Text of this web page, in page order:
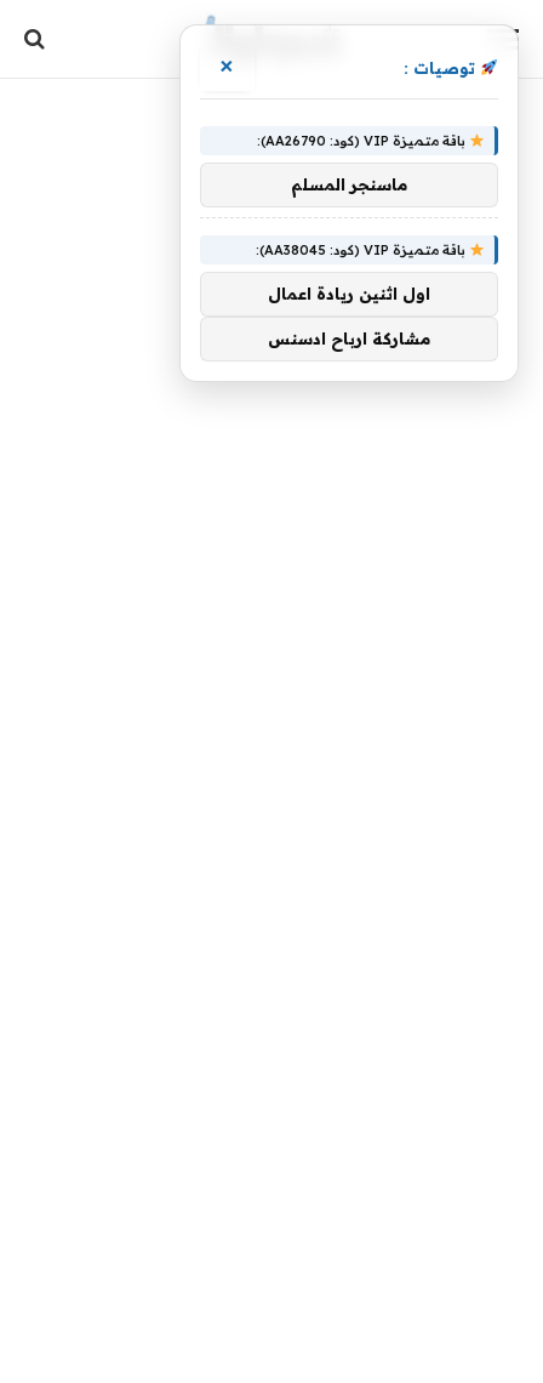
توصيات : ×
باقة متميزة VIP (كود: AA26790):
ماسنجر المسلم
باقة متميزة VIP (كود: AA38045):
اول اثنين ريادة اعمال
مشاركة ارباح ادسنس